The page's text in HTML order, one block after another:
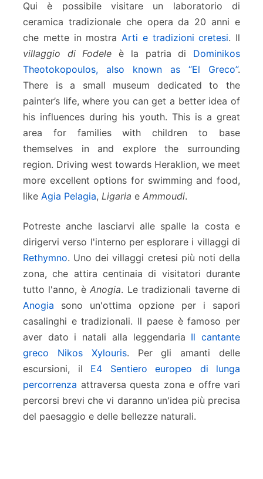
Qui è possibile visitare un laboratorio di
ceramica tradizionale che opera da 20 anni e
che mette in mostra Arti e tradizioni cretesi. Il
villaggio di Fodele è la patria di Dominikos
Theotokopoulos, also known as “El Greco”.
There is a small museum dedicated to the
painter’s life, where you can get a better idea of
his influences during his youth. This is a great
area for families with children to base
themselves in and explore the surrounding
region. Driving west towards Heraklion, we meet
more excellent options for swimming and food,
like Agia Pelagia, Ligaria e Ammoudi.
Potreste anche lasciarvi alle spalle la costa e
dirigervi verso l'interno per esplorare i villaggi di
Rethymno. Uno dei villaggi cretesi più noti della
zona, che attira centinaia di visitatori durante
tutto l'anno, èAnogia. Le tradizionali taverne di
Anogia sono un'ottima opzione per i sapori
casalinghi e tradizionali. Il paese è famoso per
aver dato i natali alla leggendaria Il cantante
greco Nikos Xylouris. Per gli amanti delle
escursioni, il E4 Sentiero europeo di lunga
percorrenza attraversa questa zona e offre vari
percorsi brevi che vi daranno un'idea più precisa
del paesaggio e delle bellezze naturali.